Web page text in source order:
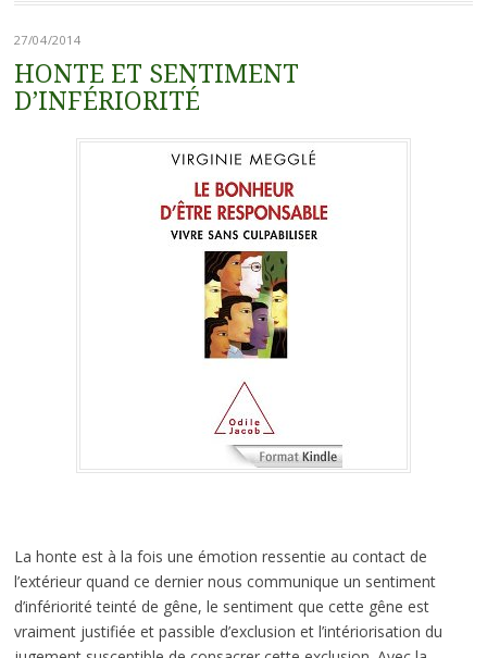
27/04/2014
HONTE ET SENTIMENT
D’INFÉRIORITÉ
La honte est à la fois une émotion ressentie au contact de
l’extérieur quand ce dernier nous communique un sentiment
d’infériorité teinté de gêne, le sentiment que cette gêne est
vraiment justifiée et passible d’exclusion et l’intériorisation du